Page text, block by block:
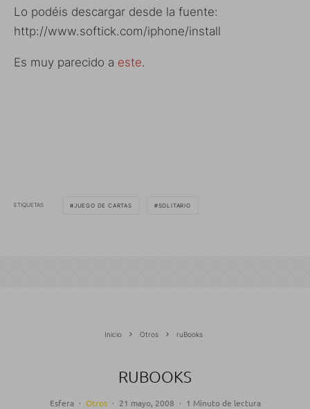
Lo podéis descargar desde la fuente:
http://www.softick.com/iphone/install
Es muy parecido a este.
ETIQUETAS JUEGO DE CARTAS SOLITARIO
Inicio Otros ruBooks
RUBOOKS
Esfera · Otros · 21 mayo, 2008 · 1 Minuto de lectura